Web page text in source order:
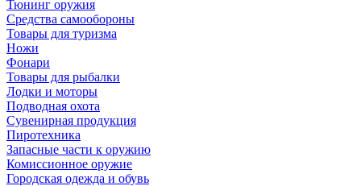
Тюнинг оружия
Средства самообороны
Товары для туризма
Ножи
Фонари
Товары для рыбалки
Лодки и моторы
Подводная охота
Сувенирная продукция
Пиротехника
Запасные части к оружию
Комиссионное оружие
Городская одежда и обувь